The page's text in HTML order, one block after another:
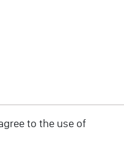
to the use of